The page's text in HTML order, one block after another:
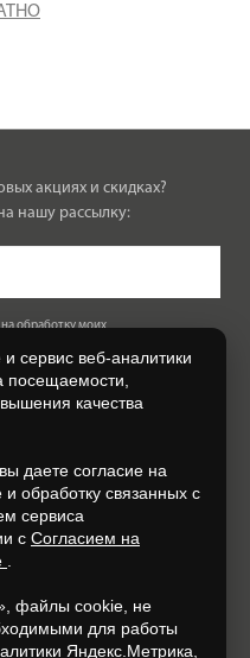
акциях и скидках?
нашу рассылку:
обработку моих
.
777
сервис веб-аналитики
посещаемости,
качества
, вы даете согласие на
обработку связанных с
сервиса
с Согласием на
файлы cookie, не
для работы
Яндекс.Метрика,